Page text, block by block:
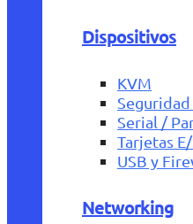
Dispositivos
KVM
Serial /
Tarjetas
USB y
Networking